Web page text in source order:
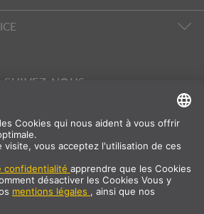
SUIVEZ-NOUS
International
FR | NL Belgique